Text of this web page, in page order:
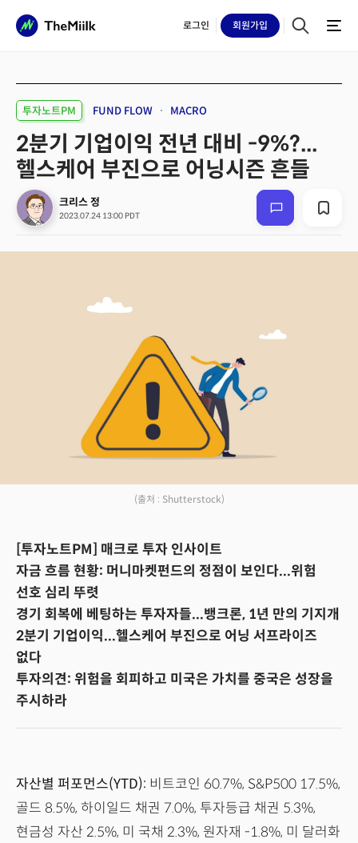
로그인 회원가입
투자노트PM FUND FLOW MACRO
2분기 기업이익 전년 대비 -9%?...
헬스케어 부진으로 어닝시즌 흔들
크리스 정
2023.07.24 13:00 PDT
(출처 : Shutterstock)
[투자노트PM] 매크로 투자 인사이트
자금 흐름 현황: 머니마켓펀드의 정점이 보인다...위험
선호 심리 뚜렷
경기 회복에 베팅하는 투자자들...뱅크론, 1년 만의 기지개
2분기 기업이익...헬스케어 부진으로 어닝 서프라이즈
없다
투자의견: 위험을 회피하고 미국은 가치를 중국은 성장을
주시하라
자산별 퍼포먼스(YTD): 비트코인 60.7%, S&P500 17.5%,
골드 8.5%, 하이일드 채권 7.0%, 투자등급 채권 5.3%,
현금성 자산 2.5%, 미 국채 2.3%, 원자재 -1.8%, 미 달러화